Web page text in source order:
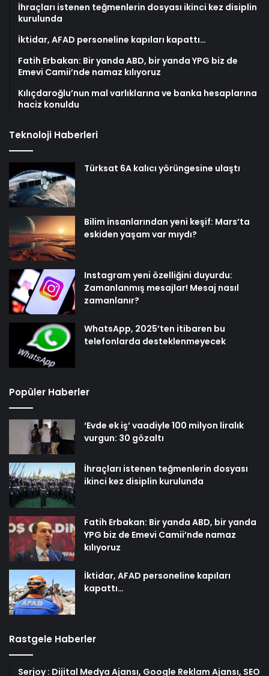
İhraçları istenen teğmenlerin dosyası ikinci kez disiplin
kurulunda
İktidar, AFAD personeline kapıları kapattı…
Fatih Erbakan: Bir yanda ABD, bir yanda YPG biz de
Emevi Camii’nde namaz kılıyoruz
Kılıçdaroğlu’nun mal varlıklarına ve banka hesaplarına
haciz konuldu
Teknoloji Haberleri
Türksat 6A kalıcı yörüngesine ulaştı
Bilim insanlarından yeni keşif: Mars’ta
eskiden yaşam var mıydı?
Instagram yeni özelliğini duyurdu:
Zamanlanmış mesajlar! Mesaj nasıl
zamanlanır?
WhatsApp, 2025’ten itibaren bu
telefonlarda desteklenmeyecek
Popüler Haberler
‘Evde ek iş’ vaadiyle 100 milyon liralık
vurgun: 30 gözaltı
İhraçları istenen teğmenlerin dosyası
ikinci kez disiplin kurulunda
Fatih Erbakan: Bir yanda ABD, bir yanda
YPG biz de Emevi Camii’nde namaz
kılıyoruz
İktidar, AFAD personeline kapıları
kapattı…
Rastgele Haberler
Serjoy : Dijital Medya Ajansı, Google Reklam Ajansı, SEO